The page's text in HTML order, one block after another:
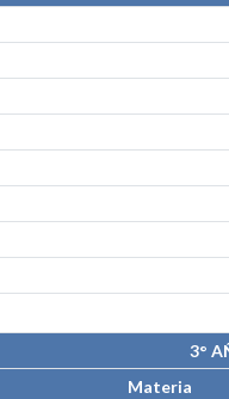
3°
Materia